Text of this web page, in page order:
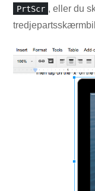
PrtScr , eller du